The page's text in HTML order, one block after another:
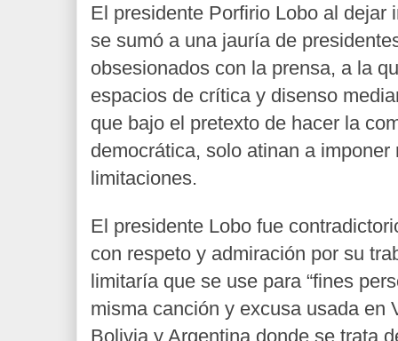
El presidente Porfirio Lobo al dejar
se sumó a una jauría de
obsesionados con la prensa, a la
espacios de crítica y disenso
que bajo el pretexto de hacer la
democrática, solo atinan a imponer
limitaciones.
El presidente Lobo fue
con respeto y admiración por su
limitaría que se use para “fines
misma canción y excusa usada en
Bolivia y Argentina donde se trata